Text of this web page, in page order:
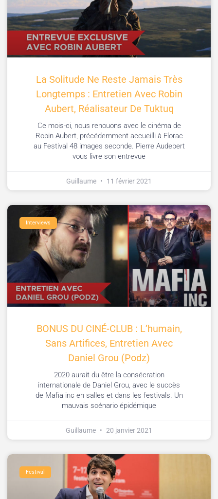
La Solitude Ne Reste Jamais Très
Longtemps : Entretien Avec Robin
Aubert, Réalisateur De Tuktuq
Ce mois-ci, nous renouons avec le cinéma de
Robin Aubert, précédemment accueilli à Florac
au Festival 48 images seconde. Pierre Audebert
vous livre son entrevue
Guillaume 11 février 2021
Interviews
BONUS DU CINÉ-CLUB : L’humain,
Sans Artifices, Entretien Avec
Daniel Grou (Podz)
2020 aurait du être la consécration
internationale de Daniel Grou, avec le succès
de Mafia inc en salles et dans les festivals. Un
mauvais scénario épidémique
Guillaume 20 janvier 2021
Festival